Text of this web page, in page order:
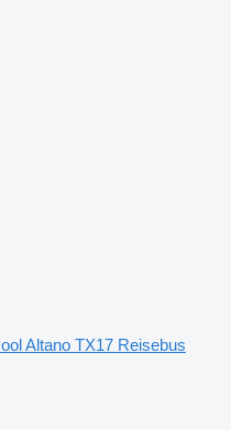
Altano TX17 Reisebus